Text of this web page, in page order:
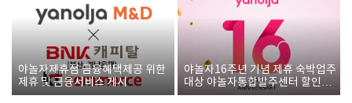
야놀자제휴점 금융혜택제공 위한
제휴 및 금융서비스 게시
야놀자16주년 기념 제휴 숙박업주
대상 야놀자통합발주센터 할인쿠
폰 증정